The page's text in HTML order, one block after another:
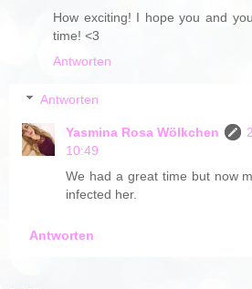
How exciting! I hope you and
time! <3
Antworten
Antworten
Yasmina Rosa Wölkchen
10:49
We had a great time but now
infected her.
Antworten